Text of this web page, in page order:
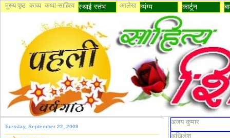
मुख्य पृष्ठ काव्य कथा-साहित्य स्थाई स्तंभ आलेख व्यंग्य कार्टून
Tuesday, September 22, 2009
अजय कुमार
अखिलेश